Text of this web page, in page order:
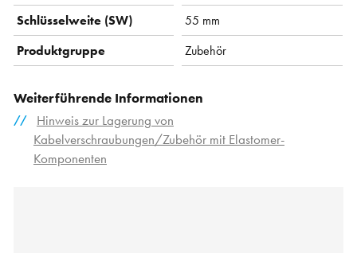
Schlüsselweite (SW)
55 mm
Produktgruppe
Zubehör
Weiterführende Informationen
Hinweis zur Lagerung von
Kabelverschraubungen/Zubehör mit Elastomer-
Komponenten